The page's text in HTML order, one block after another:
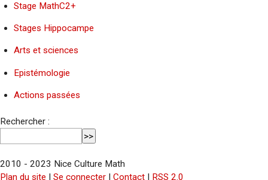
Stage MathC2+
Stages Hippocampe
Arts et sciences
Epistémologie
Actions passées
Rechercher :
2010 - 2023 Nice Culture Math
Plan du site
Se connecter Contact RSS 2.0